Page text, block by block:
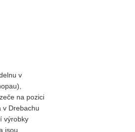
v
na pozici
v Drebachu
výrobky
jsou